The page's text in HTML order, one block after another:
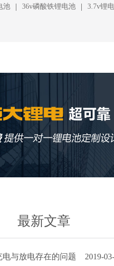
池
| 36v磷酸铁锂电池 | 3.7v锂
最新文章
电与放电存在的问题 2019-